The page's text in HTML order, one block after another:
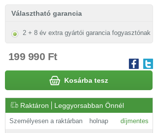
Választható garancia
2 + 8 év extra gyártói garancia fogyasztónak
199 990 Ft
Kosárba tesz
Raktáron Leggyorsabban Önnél
Személyesen a raktárban holnap díjmentes